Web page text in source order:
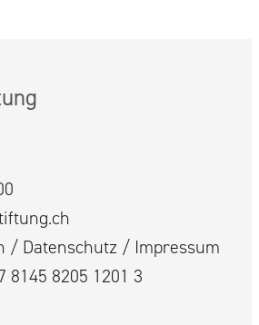
SEMINARE
/ Datenschutz / Impressum
8145 8205 1201 3